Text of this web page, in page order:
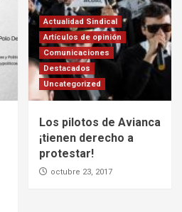
Actualidad Sindical
Artículos de opinión
Comunicaciones
Destacados
Uncategorized
Los pilotos de Avianca
¡tienen derecho a
protestar!
octubre 23, 2017